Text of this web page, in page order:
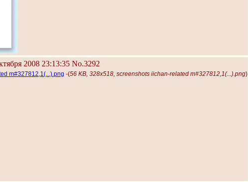
2008 23:13:35 No.3292
m#327812,1(...).png -(56 KB, 328x518, screenshots iichan-related m#327812,1(...).png)